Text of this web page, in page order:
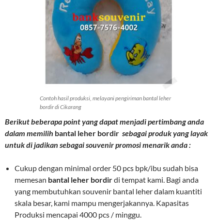
Contoh hasil produksi, melayani pengiriman bantal leher
bordir di Cikarang
Berikut beberapa point yang dapat menjadi pertimbang anda
dalam memilih bantal leher bordir sebagai produk yang layak
untuk di jadikan sebagai souvenir promosi menarik anda :
Cukup dengan minimal order 50 pcs bpk/ibu sudah bisa
memesan bantal leher bordirdi tempat kami. Bagi anda
yang membutuhkan souvenir bantal leher dalam kuantiti
skala besar, kami mampu mengerjakannya. Kapasitas
Produksi mencapai 4000 pcs / minggu.